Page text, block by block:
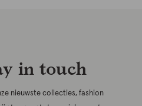
in touch
nieuwste collecties, fashion